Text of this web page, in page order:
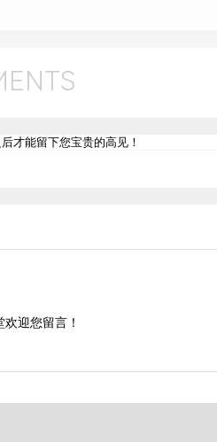
迎您留言！